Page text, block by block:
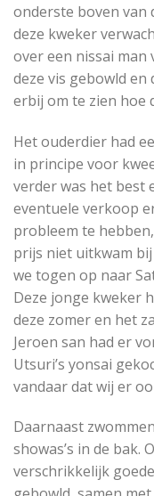
onderste boven van
deze kweker
over een nissai man
deze vis gebowld
erbij om te zien hoe
Het ouderdier had
in principe voor
verder was het best
eventuele verkoop
probleem te
prijs niet uitkwam
we togen op naar
Deze jonge kweker
deze zomer en het
Jeroen san had er
Utsuri’s yonsai
vandaar dat wij er
Daarnaast
showas’s in de bak.
verschrikkelijk